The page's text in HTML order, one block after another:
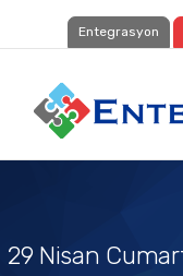
Entegrasyon
29 Nisan